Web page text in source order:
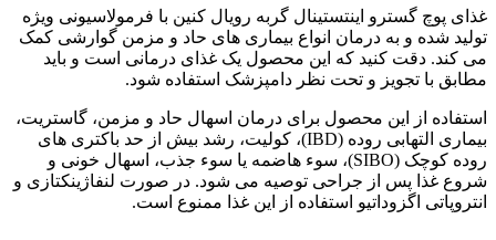
غذای پوچ گسترو اینتستینال گربه رویال کنین با فرمولاسیونی ویژه
تولید شده و به درمان انواع بیماری های حاد و مزمن گوارشی کمک
می کند. دقت کنید که این محصول یک غذای درمانی است و باید
مطابق با تجویز و تحت نظر دامپزشک استفاده شود.
استفاده از این محصول برای درمان اسهال حاد و مزمن، گاستریت،
بیماری التهابی روده (IBD)، کولیت، رشد بیش از حد باکتری های
روده کوچک (SIBO)، سوء هاضمه یا سوء جذب، اسهال خونی و
شروع غذا پس از جراحی توصیه می شود. در صورت لنفاژینکتازی و
انتروپاتی اگزوداتیو استفاده از این غذا ممنوع است.